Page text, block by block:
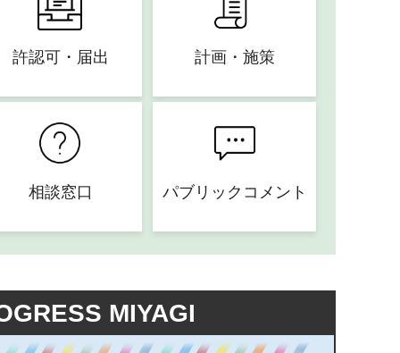
許認可・届出 計画・施策
相談窓口 パブリックコメント
MIYAGI